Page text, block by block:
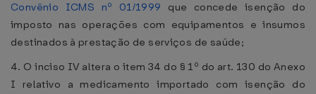
Convênio ICMS nº 01/1999 que concede isenção do
imposto nas operações com equipamentos e insumos
destinados à prestação de serviços de saúde;
4. O inciso IV altera o item 34 do § 1º do art. 130 do Anexo
I relativo a medicamento importado com isenção do